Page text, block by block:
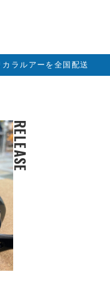
ラルアーを全国配送
RELEASE